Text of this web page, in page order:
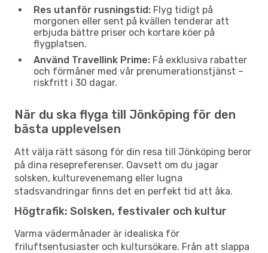
Res utanför rusningstid: Flyg tidigt på
morgonen eller sent på kvällen tenderar att
erbjuda bättre priser och kortare köer på
flygplatsen.
Använd Travellink Prime: Få exklusiva rabatter
och förmåner med vår prenumerationstjänst –
riskfritt i 30 dagar.
När du ska flyga till Jönköping för den
bästa upplevelsen
Att välja rätt säsong för din resa till Jönköping beror
på dina resepreferenser. Oavsett om du jagar
solsken, kulturevenemang eller lugna
stadsvandringar finns det en perfekt tid att åka.
Högtrafik: Solsken, festivaler och kultur
Varma vädermånader är idealiska för
friluftsentusiaster och kultursökare. Från att slappa